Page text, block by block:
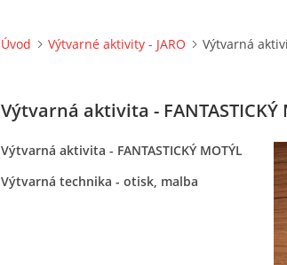
Úvod Výtvarné aktivity - JARO Výtvarná
Výtvarná aktivita - FANTASTICKÝ
Výtvarná aktivita - FANTASTICKÝ MOTÝL
Výtvarná technika - otisk, malba